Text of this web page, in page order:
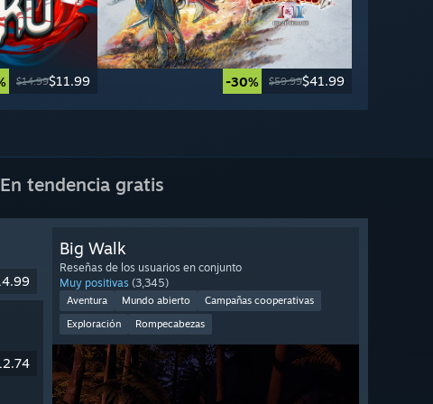
$14.99$11.99 -30% $59.99$41.99
En tendencia gratis
Big Walk
Reseñas de los usuarios en conjunto
Muy positivas (3,345)
Aventura Mundo abierto
Campañas cooperativas
Exploración
Rompecabezas